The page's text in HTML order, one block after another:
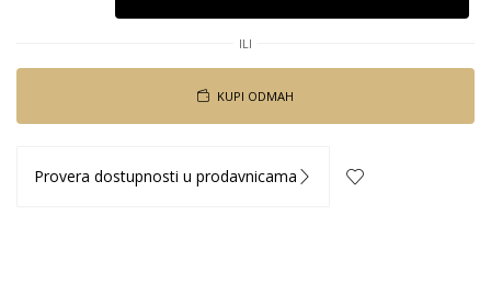
ILI
KUPI ODMAH
Provera dostupnosti u prodavnicama